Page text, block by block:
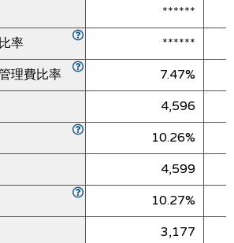
******
率
******
理費比率
7.47%
4,596
10.26%
4,599
10.27%
3,177